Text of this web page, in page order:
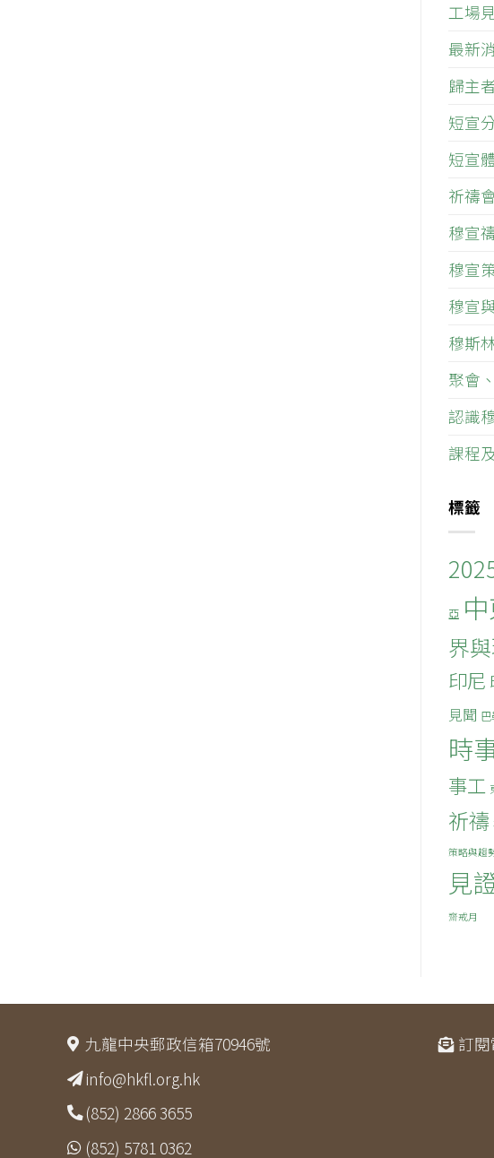
工場
最新
歸主
短宣
短宣
祈禱
穆宣
穆宣
穆宣
穆斯
聚會
認識
課程
標籤
亞
界
印尼
見聞
時
事工
祈禱
策略與趨
見
齋戒月
九龍中央郵政信箱70946號
info@hkfl.org.hk
(852) 2866 3655
(852) 5781 0362
訂